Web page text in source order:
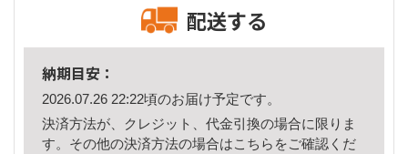
配送する
納期目安：
2026.07.26 22:22頃のお届け予定です。
決済方法が、クレジット、代金引換の場合に限りま
す。その他の決済方法の場合はこちら をご確認くだ